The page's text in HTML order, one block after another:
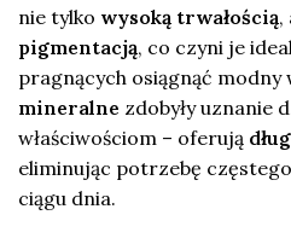
nie tylko wysoką trwałością,
pigmentacją, co czyni je
pragnących osiągnąć modny
mineralne zdobyły uznanie
właściwościom – oferują
eliminując potrzebę
ciągu dnia.